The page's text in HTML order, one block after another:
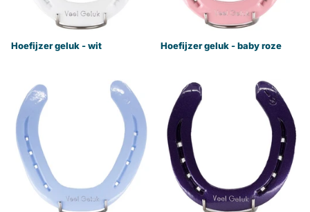
Hoefijzer geluk - wit Hoefijzer geluk - baby roze